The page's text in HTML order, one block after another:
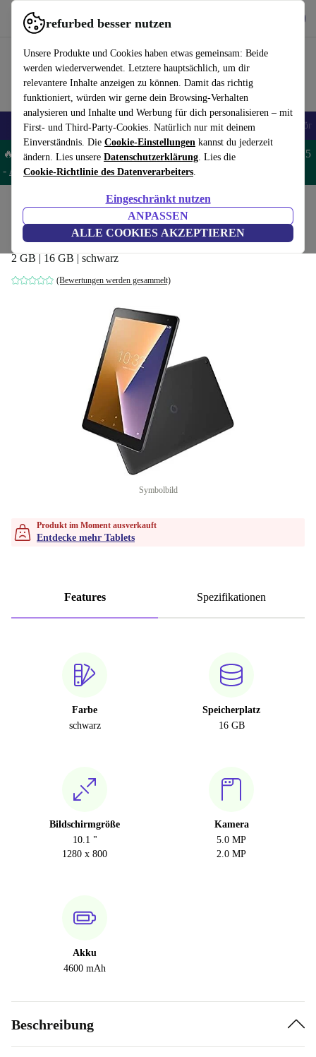
refurbed besser nutzen
Unsere Produkte und Cookies haben etwas gemeinsam: Beide
werden wiederverwendet. Letztere hauptsächlich, um dir
relevantere Inhalte anzeigen zu können. Damit das richtig
funktioniert, würden wir gerne dein Browsing-Verhalten
analysieren und Inhalte und Werbung für dich personalisieren – mit
First- und Third-Party-Cookies. Natürlich nur mit deinem
Einverständnis. Die Cookie-Einstellungen kannst du jederzeit
ändern. Lies unsere Datenschutzerklärung. Lies die
Cookie-Richtlinie des Datenverarbeiters.
Eingeschränkt nutzen
ANPASSEN
ALLE COOKIES AKZEPTIEREN
refurbed schnell und einfach nutzen
🎒 Back to school Handys Laptops Tablets Smartwatches Zubehör
🔥 Spare 5% EXTRA auf MacBooks und iPads – Code: MACPAD5
- AGB
Tablets
Vodafone Smart Tab N8
2 GB | 16 GB | schwarz
(Bewertungen werden gesammelt)
Symbolbild
Produkt im Moment ausverkauft
Entdecke mehr Tablets
Features Spezifikationen
Farbe
schwarz
Speicherplatz
16 GB
Bildschirmgröße
10.1 "
1280 x 800
Kamera
5.0 MP
2.0 MP
Akku
4600 mAh
Beschreibung